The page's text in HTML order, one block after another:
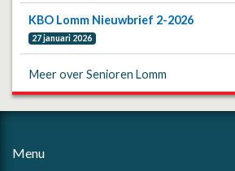
KBO Lomm Nieuwbrief 2-2026
27 januari 2026
Meer over Senioren Lomm
Menu